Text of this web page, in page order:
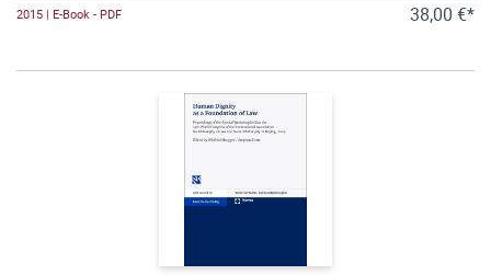
2015 | E-Book - PDF 38,00 €*